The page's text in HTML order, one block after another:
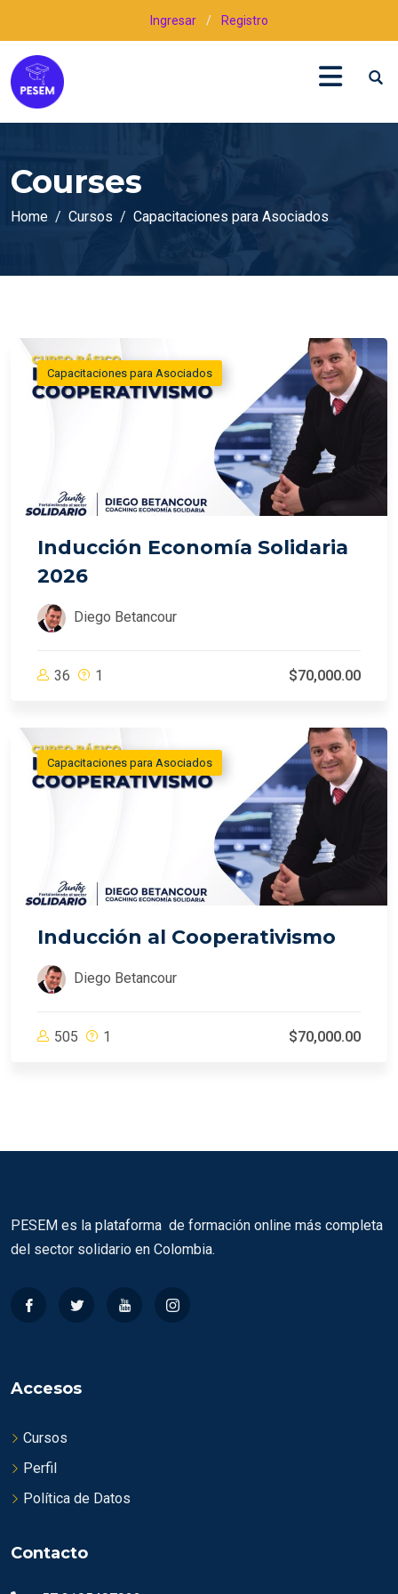
Ingresar / Registro
Courses
Home Cursos Capacitaciones para Asociados
Capacitaciones para Asociados
Inducción Economía Solidaria
2026
Diego Betancour
36 1 $70,000.00
Capacitaciones para Asociados
Inducción al Cooperativismo
Diego Betancour
505 1 $70,000.00
PESEM es la plataforma de formación online más completa
del sector solidario en Colombia.
Accesos
Cursos
Perfil
Política de Datos
Contacto